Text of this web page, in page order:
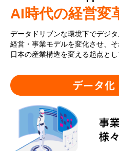
AI時代の経営変
データドリブンな環境下でデジ
経営・事業モデルを変化させ、
日本の産業構造を変える起点とし